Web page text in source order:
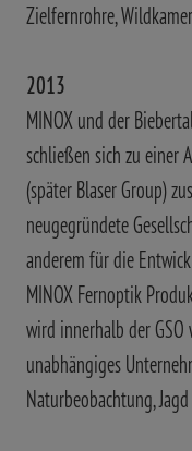
Zielfernrohre,
2013
MINOX und der
schließen sich zu einer
(später Blaser Group)
neugegründete
anderem für die
MINOX Fernoptik
wird innerhalb der
unabhängiges
Naturbeobachtung,